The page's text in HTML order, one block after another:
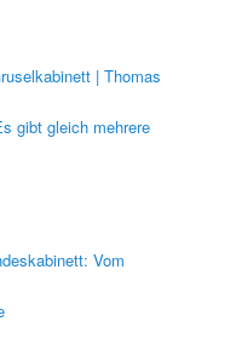
| Thomas
gibt gleich mehrere
Vom